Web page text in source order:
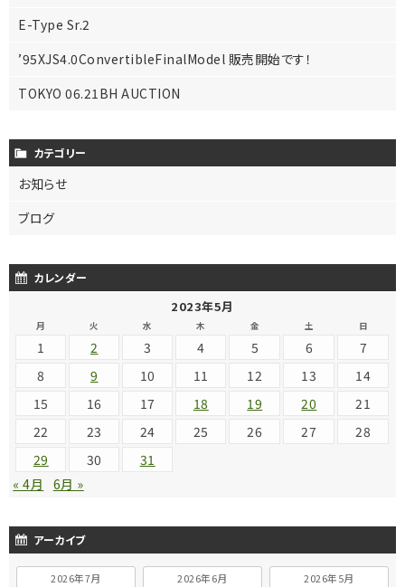
E-Type Sr.2
’95XJS4.0ConvertibleFinalModel 販売開始です！
TOKYO 06.21BH AUCTION
カテゴリー
お知らせ
ブログ
カレンダー
2023年5月
月 火 水 木 金 土 日
1 2 3 4 5 6
7
8
9 10 11 12 13
14
15
16 17 18 19 20
21
22
23 24 25 26 27
28
29
30
31
« 4月
6月 »
アーカイブ
2026年7月 2026年6月 2026年5月